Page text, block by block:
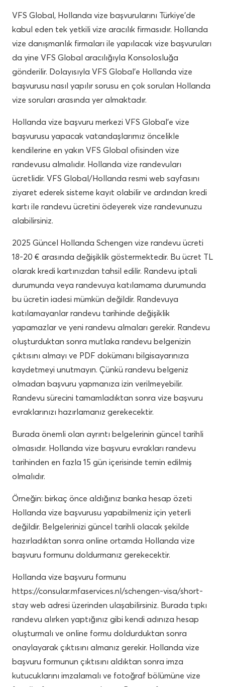
VFS Global, Hollanda vize başvurularını Türkiye’de
kabul eden tek yetkili vize aracılık firmasıdır. Hollanda
vize danışmanlık firmaları ile yapılacak vize başvuruları
da yine VFS Global aracılığıyla Konsolosluğa
gönderilir. Dolayısıyla VFS Global’e Hollanda vize
başvurusu nasıl yapılır sorusu en çok sorulan Hollanda
vize soruları arasında yer almaktadır.
Hollanda vize başvuru merkezi VFS Global’e vize
başvurusu yapacak vatandaşlarımız öncelikle
kendilerine en yakın VFS Global ofisinden vize
randevusu almalıdır. Hollanda vize randevuları
ücretlidir. VFS Global/Hollanda resmi web sayfasını
ziyaret ederek sisteme kayıt olabilir ve ardından kredi
kartı ile randevu ücretini ödeyerek vize randevunuzu
alabilirsiniz.
2025 Güncel Hollanda Schengen vize randevu ücreti
18-20 € arasında değişiklik göstermektedir. Bu ücret TL
olarak kredi kartınızdan tahsil edilir. Randevu iptali
durumunda veya randevuya katılamama durumunda
bu ücretin iadesi mümkün değildir. Randevuya
katılamayanlar randevu tarihinde değişiklik
yapamazlar ve yeni randevu almaları gerekir. Randevu
oluşturduktan sonra mutlaka randevu belgenizin
çıktısını almayı ve PDF dokümanı bilgisayarınıza
kaydetmeyi unutmayın. Çünkü randevu belgeniz
olmadan başvuru yapmanıza izin verilmeyebilir.
Randevu sürecini tamamladıktan sonra vize başvuru
evraklarınızı hazırlamanız gerekecektir.
Burada önemli olan ayrıntı belgelerinin güncel tarihli
olmasıdır. Hollanda vize başvuru evrakları randevu
tarihinden en fazla 15 gün içerisinde temin edilmiş
olmalıdır.
Örneğin: birkaç önce aldığınız banka hesap özeti
Hollanda vize başvurusu yapabilmeniz için yeterli
değildir. Belgelerinizi güncel tarihli olacak şekilde
hazırladıktan sonra online ortamda Hollanda vize
başvuru formunu doldurmanız gerekecektir.
Hollanda vize başvuru formunu
https://consular.mfaservices.nl/schengen-visa/short-
stay web adresi üzerinden ulaşabilirsiniz. Burada tıpkı
randevu alırken yaptığınız gibi kendi adınıza hesap
oluşturmalı ve online formu doldurduktan sonra
onaylayarak çıktısını almanız gerekir. Hollanda vize
başvuru formunun çıktısını aldıktan sonra imza
kutucuklarını imzalamalı ve fotoğraf bölümüne vize